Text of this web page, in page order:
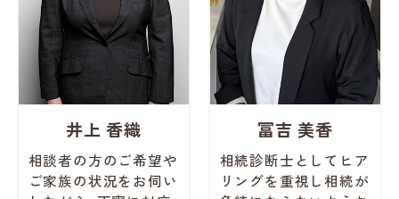
井上 香織
相談者の方のご希望や
ご家族の状況をお伺い
冨吉 美香
相続診断士としてヒア
リングを重視し相続が